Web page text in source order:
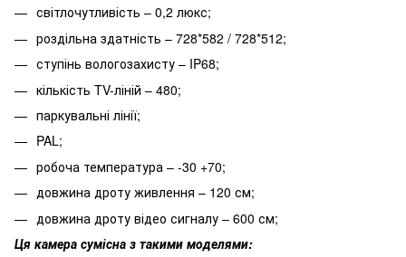
світлочутливість – 0,2 люкс;
роздільна здатність – 728*582 / 728*512;
ступінь вологозахисту – IP68;
кількість TV-ліній – 480;
паркувальні лінії;
PAL;
робоча температура – -30 +70;
довжина дроту живлення – 120 см;
довжина дроту відео сигналу – 600 см;
Ця камера сумісна з такими моделями: